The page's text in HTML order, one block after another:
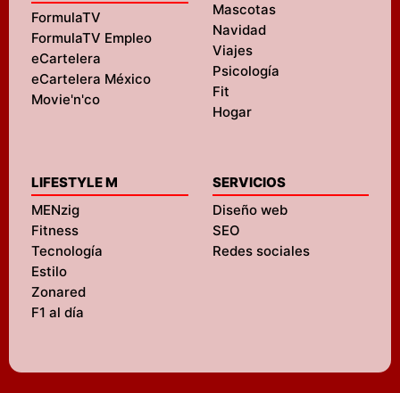
FormulaTV
FormulaTV Empleo
eCartelera
eCartelera México
Movie'n'co
Mascotas
Navidad
Viajes
Psicología
Fit
Hogar
LIFESTYLE M
MENzig
Fitness
Tecnología
Estilo
Zonared
F1 al día
SERVICIOS
Diseño web
SEO
Redes sociales